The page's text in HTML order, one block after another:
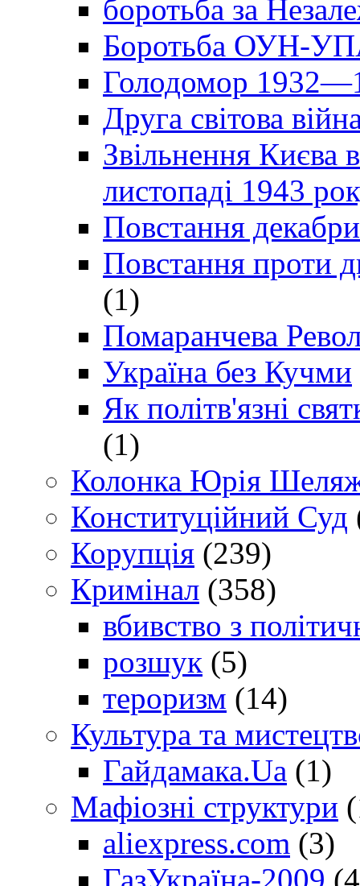
боротьба за
Боротьба ОУН-УПА
Голодомор
Друга світова
Звільнення Києва
листопаді 1943
Повстання
Повстання проти
(1)
Помаранчева
Україна без Кучми
Як політв'язні
(1)
Колонка Юрія
Конституційний Суд
Корупція (239)
Кримінал (358)
вбивство з
розшук (5)
тероризм (14)
Культура та
Гайдамака.Ua (1)
Мафіозні структури
aliexpress.com (3)
ГазУкраїна-2009